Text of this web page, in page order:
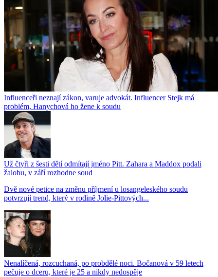
Influenceři neznají zákon, varuje advokát. Influencer Stejk má
problém, Hanychová ho žene k soudu
Už čtyři z šesti dětí odmítají jméno Pitt. Zahara a Maddox podali
žalobu, v září rozhodne soud
Dvě nové petice na změnu příjmení u losangeleského soudu
potvrzují trend, který v rodině Jolie-Pittových...
Nenalíčená, rozcuchaná, po probdělé noci. Bočanová v 59 letech
pečuje o dceru, které je 25 a nikdy nedospěje